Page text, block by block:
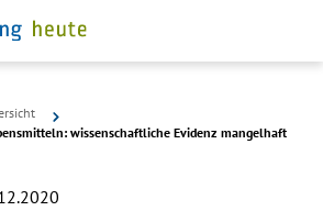
wissenschaftliche Evidenz mangelhaft